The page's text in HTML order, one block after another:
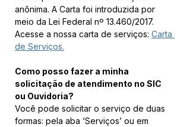
anônima. A Carta foi introduzida por
meio da Lei Federal nº 13.460/2017.
Acesse a nossa carta de serviços: Carta
de Serviços.
Como posso fazer a minha
solicitação de atendimento no SIC
ou Ouvidoria?
Você pode solicitar o serviço de duas
formas: pela aba ‘Serviços’ ou em